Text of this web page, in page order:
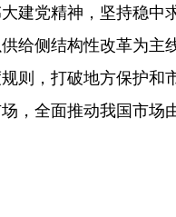
建党精神，坚持稳中
给侧结构性改革为主
则，打破地方保护和
，全面推动我国市场